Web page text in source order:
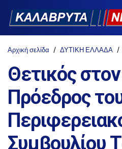
Αρχική σελίδα ΔΥΤΙΚΗ ΕΛΛΑΔΑ
Θετικός
Πρόεδρος
Συμβουλίου